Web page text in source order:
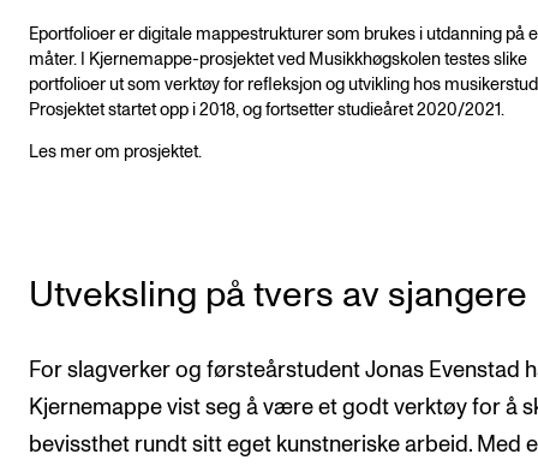
Eportfolioer er digitale mappestrukturer som brukes i utdanning på
måter. I Kjernemappe-prosjektet ved Musikkhøgskolen testes slike
portfolioer ut som verktøy for refleksjon og utvikling hos
Prosjektet startet opp i 2018, og fortsetter studieåret 2020/2021.
Les mer om prosjektet.
Utveksling på tvers av sjangere
For slagverker og førsteårstudent Jonas Evenstad
Kjernemappe vist seg å være et godt verktøy for å
bevissthet rundt sitt eget kunstneriske arbeid. Med